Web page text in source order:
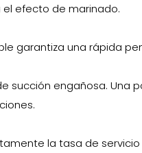
el efecto de marinado.
garantiza una rápida
succión engañosa. Una
la tasa de